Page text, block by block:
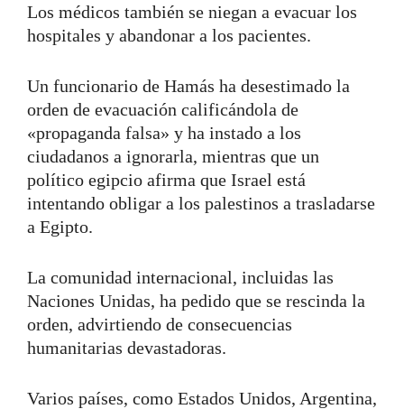
Los médicos también se niegan a evacuar los
hospitales y abandonar a los pacientes.
Un funcionario de Hamás ha desestimado la
orden de evacuación calificándola de
«propaganda falsa» y ha instado a los
ciudadanos a ignorarla, mientras que un
político egipcio afirma que Israel está
intentando obligar a los palestinos a trasladarse
a Egipto.
La comunidad internacional, incluidas las
Naciones Unidas, ha pedido que se rescinda la
orden, advirtiendo de consecuencias
humanitarias devastadoras.
Varios países, como Estados Unidos, Argentina,